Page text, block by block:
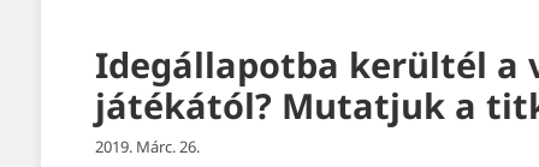
Idegállapotba kerültél a
játékától? Mutatjuk a
2019. Márc. 26.